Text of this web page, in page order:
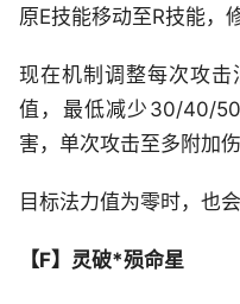
原E技能移动至R技能，
现在机制调整每次攻
值，最低减少30/40/
害，单次攻击至多附加
目标法力值为零时，
【F】灵破*殒命星